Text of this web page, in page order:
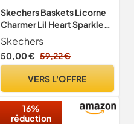
Skechers Baskets Licorne
Charmer Lil Heart Sparkles
pour Fille, Bordure
Multicolore en Maille
Scintillante argentée, 9 UK
Skechers
50,00 € 59,22 €
VERS L'OFFRE
16%
réduction